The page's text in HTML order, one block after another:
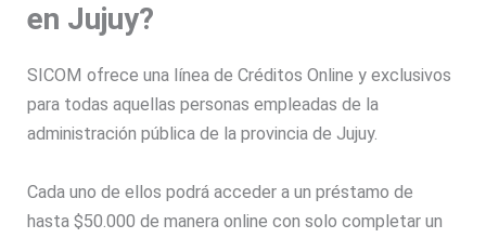
en Jujuy?
SICOMofrece una línea deCréditos Online y exclusivos
para todas aquellas personas empleadas de la
administración pública de la provincia deJujuy.
Cada uno de ellos podrá acceder a un préstamo de
hasta $50.000 de manera online con solo completar un